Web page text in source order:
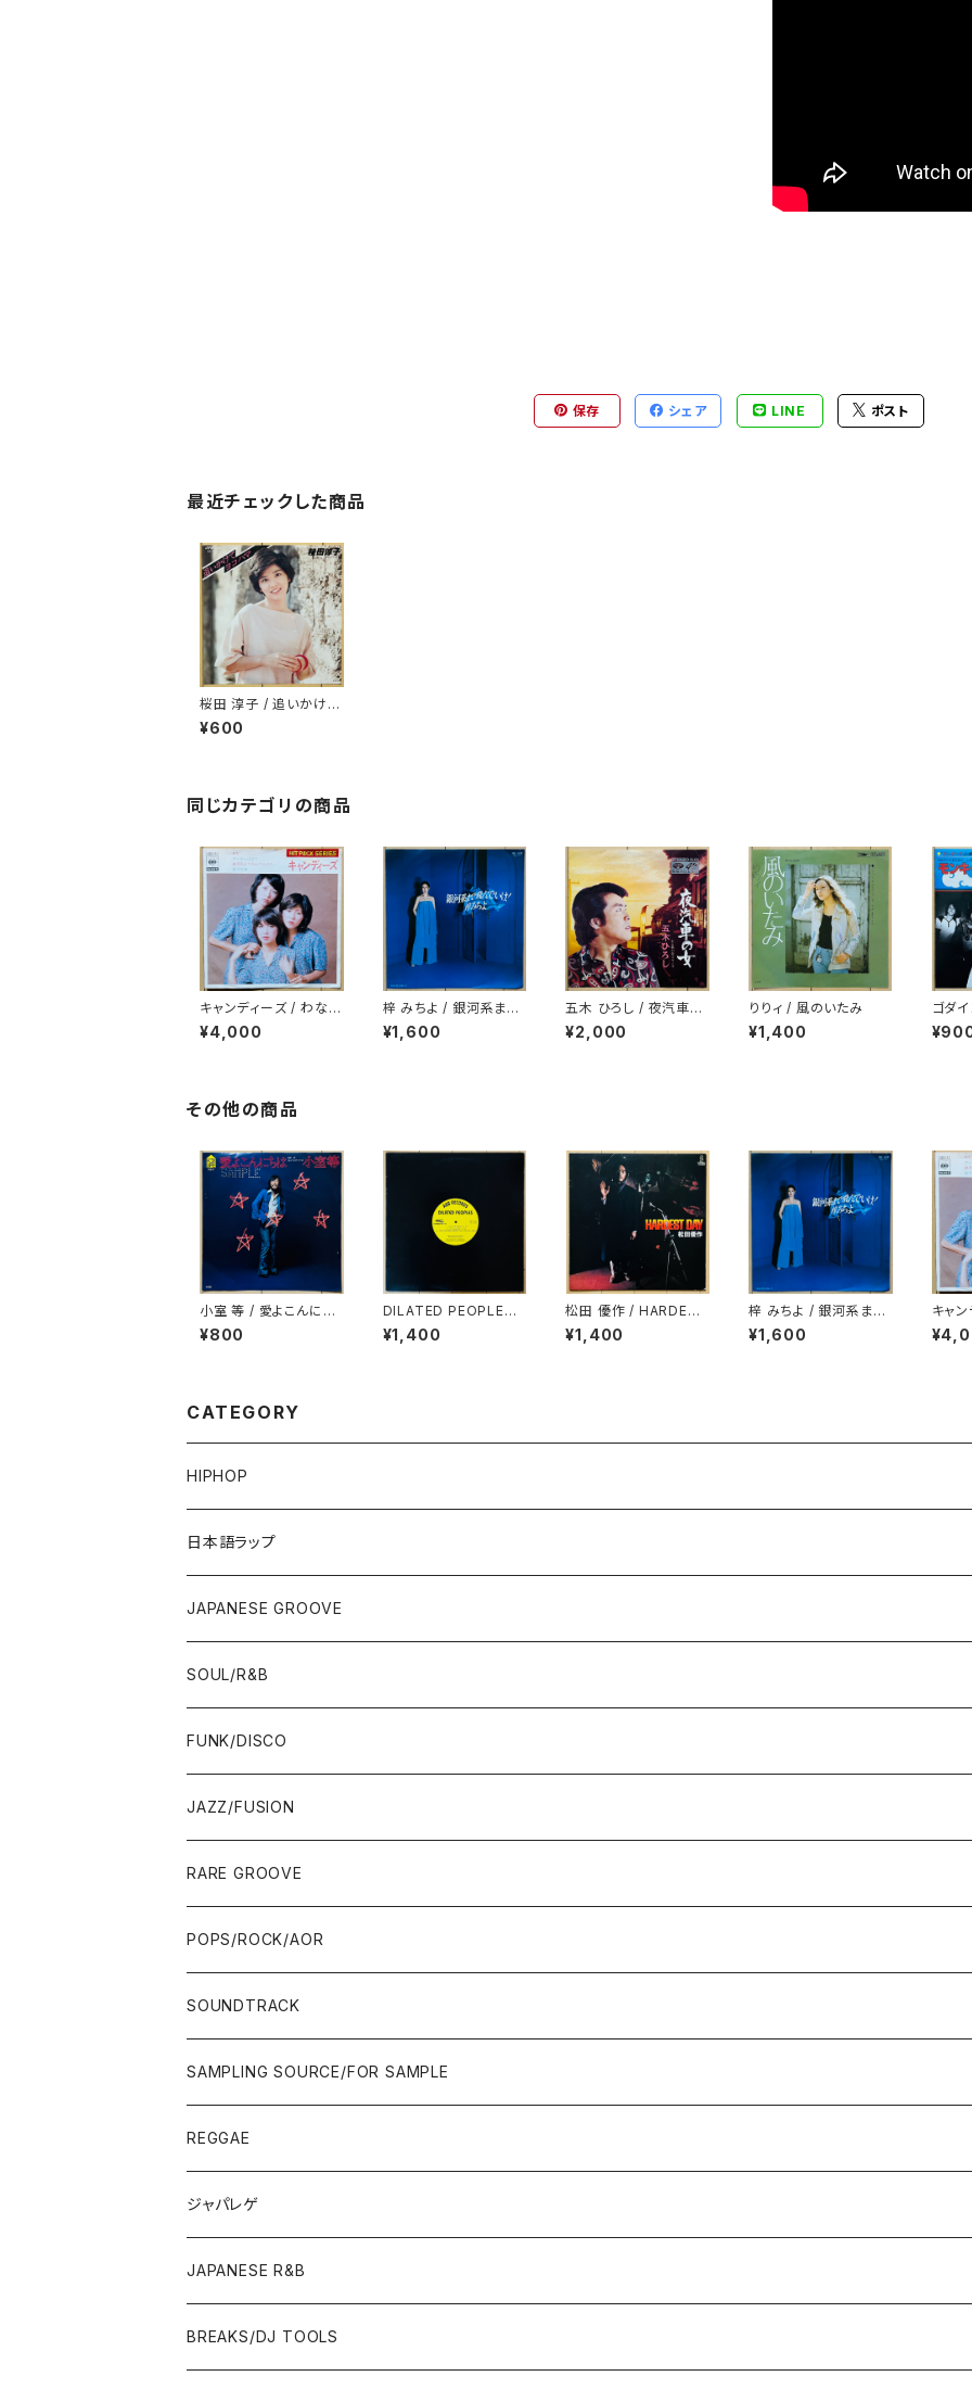
保存 シェア LINE ポスト
最近チェックした商品
桜田 淳子 / 追いかけて
ヨコハマ
¥600
同じカテゴリの商品
キャンディーズ / わな
(HIT PACK SERIES)
¥4,000
梓 みちよ / 銀河系まで
飛んでいけ！
¥1,600
五木 ひろし / 夜汽車の
女
¥2,000
りりィ / 風のいたみ
¥1,400
ゴダ
ジック
その他の商品
小室 等 / 愛よこんにち
は
¥800
DILATED PEOPLES /
LIVE ON STAGE
¥1,400
松田 優作 / HARDEST
DAY
¥1,400
梓 みちよ / 銀河系まで
飛んでいけ！
¥1,600
キャ
(HIT
CATEGORY
HIPHOP
12"/7"
80'S OLD SCHOOL
EARLY 90'S MIDDLE〜NEW SCHOOL
JAPAN ONLY RELEASE/REMIX
LP
80'S OLD SCHOOL
EARLY 90'S MIDDLE〜NEW SCHOOL
JAPAN ONLY RELEASE/REMIX
日本語ラップ
12"/7"
80'S OLD SCHOOL〜EARLY 90'S
MID〜LATE 90'S
LP
80'S OLD SCHOOL〜EARLY 90'S
MID〜LATE 90'S
CD/TAPE
CD-R/DEMO/SAMPLE
CD ALBUM
JAPANESE GROOVE
LP
60'S/70'S
80'S
7"/12"
60'S/70'S
80'S
SOUL/R&B
LP
60'S/70'S
80'S
12"/7"
60'S/70'S
80'S
FUNK/DISCO
LP
70'S
80'S
12"/7"
70'S
80'S
JAZZ/FUSION
JAZZ
FUSION
RARE GROOVE
POPS/ROCK/AOR
POPS/S.S.W.
ROCK/AOR
SOUNDTRACK
LP
JAPANESE
OTHERS
7"/12"
JAPANESE
OTHERS
SAMPLING SOURCE/FOR SAMPLE
REGGAE
ジャパレゲ
JAPANESE R&B
BREAKS/DJ TOOLS